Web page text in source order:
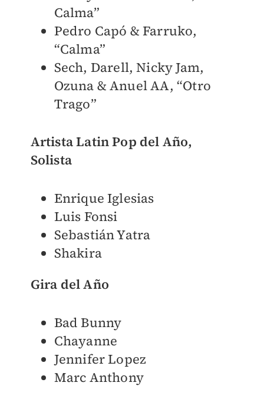
Calma”
Pedro Capó & Farruko,
“Calma”
Sech, Darell, Nicky Jam,
Ozuna & Anuel AA, “Otro
Trago”
Artista Latin Pop del Año,
Solista
Enrique Iglesias
Luis Fonsi
Sebastián Yatra
Shakira
Gira del Año
Bad Bunny
Chayanne
Jennifer Lopez
Marc Anthony